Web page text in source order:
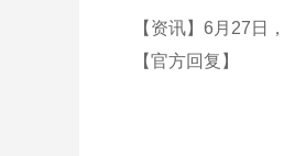
【资讯】6月27日
【官方回复】